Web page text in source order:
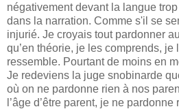
négativement devant la langue
dans la narration. Comme s'il se
injurié. Je croyais tout pardonner
qu’en théorie, je les comprends, je
ressemble. Pourtant de moins en
Je redeviens la juge snobinarde
où on ne pardonne rien à nos
l’âge d’être parent, je ne